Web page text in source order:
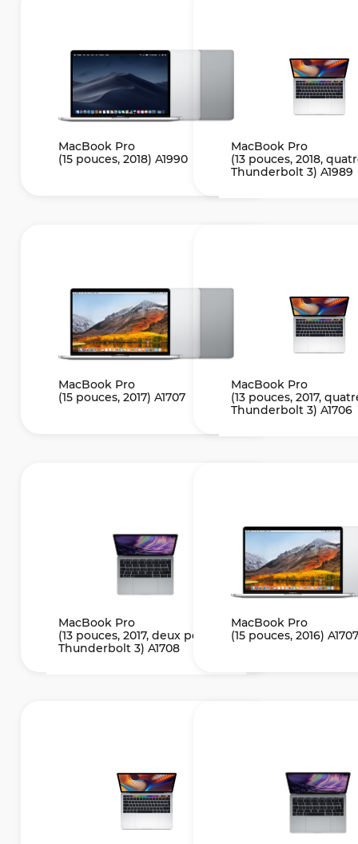
MacBook Pro
(15 pouces, 2018) A1990
MacBook Pro
(13 pouces, 2018,
Thunderbolt 3) A1989
MacBook Pro
(15 pouces, 2017) A1707
MacBook Pro
(13 pouces, 2017,
Thunderbolt 3) A1706
MacBook Pro
(13 pouces, 2017, deux ports
Thunderbolt 3) A1708
MacBook Pro
(15 pouces, 2016) A1707